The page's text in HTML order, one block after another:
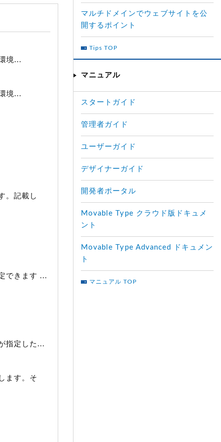
境...
境...
。記載し
できます ...
指定した...
ます。そ
マルチドメインでウェブサイトを公
開するポイント
Tips TOP
マニュアル
スタートガイド
管理者ガイド
ユーザーガイド
デザイナーガイド
開発者ポータル
Movable Type クラウド版ドキュメ
ント
Movable Type Advanced ドキュメン
ト
マニュアル TOP